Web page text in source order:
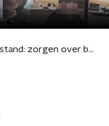
UWV keurt op afstand: zorgen over beoordeling zonder fysiek contact